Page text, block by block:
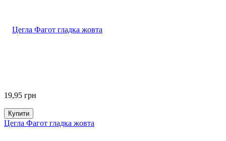
19,95 грн
Купити
Цегла Фагот гладка жовта